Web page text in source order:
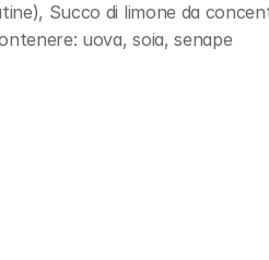
Succo di limone da
uova, soia, senape